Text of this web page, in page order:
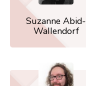
Suzanne Abid-
Wallendorf